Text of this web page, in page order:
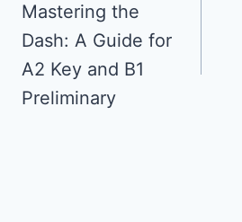
Mastering the
Dash: A Guide for
A2 Key and B1
Preliminary